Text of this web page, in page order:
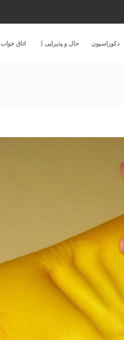
دکوراسیون حال و پذیرایی اتاق خواب